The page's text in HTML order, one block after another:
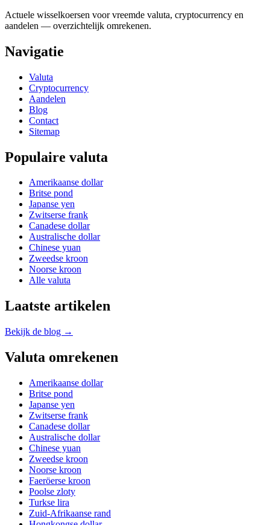
Actuele wisselkoersen voor vreemde valuta, cryptocurrency en
aandelen — overzichtelijk omrekenen.
Navigatie
Valuta
Cryptocurrency
Aandelen
Blog
Contact
Sitemap
Populaire valuta
Amerikaanse dollar
Britse pond
Japanse yen
Zwitserse frank
Canadese dollar
Australische dollar
Chinese yuan
Zweedse kroon
Noorse kroon
Alle valuta
Laatste artikelen
Bekijk de blog →
Valuta omrekenen
Amerikaanse dollar
Britse pond
Japanse yen
Zwitserse frank
Canadese dollar
Australische dollar
Chinese yuan
Zweedse kroon
Noorse kroon
Faeröerse kroon
Poolse zloty
Turkse lira
Zuid-Afrikaanse rand